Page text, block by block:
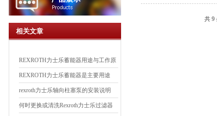
相关文章
REXROTH力士乐蓄能器用途与工作原
理
REXROTH力士乐蓄能器是主要用途
rexroth力士乐轴向柱塞泵的安装说明
何时更换或清洗Rexroth力士乐过滤器
共 9